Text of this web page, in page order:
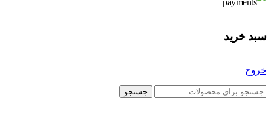
سبد خرید
خروج
جستجو